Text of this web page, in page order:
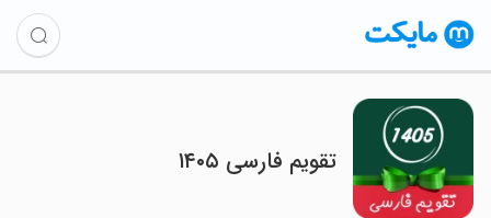
‏‏تقویم فارسی ۱۴۰۵